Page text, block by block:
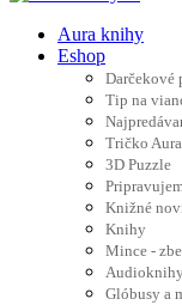
Aura knihy
Eshop
Darčekové
Tip na
Tričko
3D Puzzle
Knižné
Knihy
Mince -
Glóbusy a